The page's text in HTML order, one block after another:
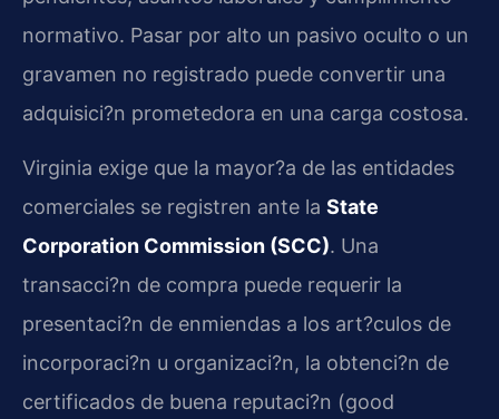
normativo. Pasar por alto un pasivo oculto o un
gravamen no registrado puede convertir una
adquisici?n prometedora en una carga costosa.
Virginia exige que la mayor?a de las entidades
comerciales se registren ante la State
Corporation Commission (SCC). Una
transacci?n de compra puede requerir la
presentaci?n de enmiendas a los art?culos de
incorporaci?n u organizaci?n, la obtenci?n de
certificados de buena reputaci?n (good